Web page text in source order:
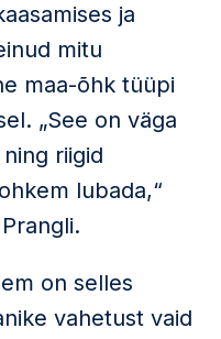
ja
mitu
maa-õhk tüüpi
„See on väga
riigid
lubada,“
on selles
vahetust vaid